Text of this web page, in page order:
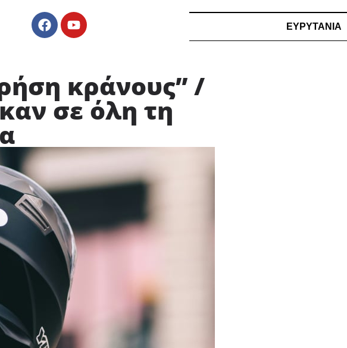
ΕΥΡΥΤΑΝΙΑ
κράνους” /
σε όλη τη